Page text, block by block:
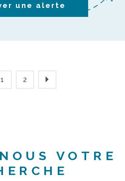
une alerte
1 2
VOTRE